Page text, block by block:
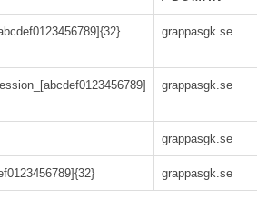
grappasgk.se
grappasgk.se
grappasgk.se
grappasgk.se